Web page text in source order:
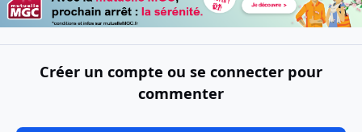
Créer un compte ou se connecter pour
commenter